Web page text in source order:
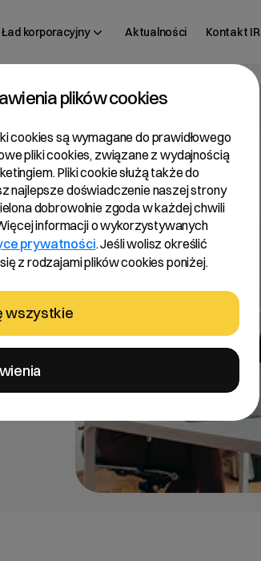
Ład korporacyjny Aktualności Kontakt IR
plików cookies
cookies są wymagane do prawidłowego
pliki cookies, związane z wydajnością
Pliki cookie służą także do
najlepsze doświadczenie naszej strony
dobrowolnie zgoda w każdej chwili
informacji o wykorzystywanych
prywatności. Jeśli wolisz określić
z rodzajami plików cookies poniżej.
wszystkie